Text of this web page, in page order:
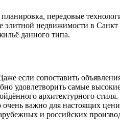
передовые
элитной недвижимости в Санкт
данного типа.
если сопоставить
удовлетворить самые
архитектурного стиля.
важно для настоящих
и российских